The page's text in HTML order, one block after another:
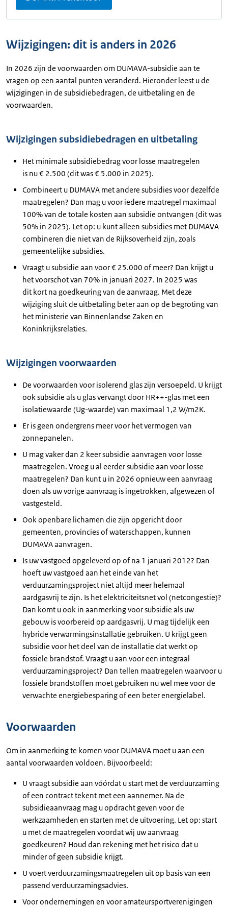
Wijzigingen: dit is anders in 2026
In 2026 zijn de voorwaarden om DUMAVA-subsidie aan te
vragen op een aantal punten veranderd. Hieronder leest u de
wijzigingen in de subsidiebedragen, de uitbetaling en de
voorwaarden.
Wijzigingen subsidiebedragen en uitbetaling
Het minimale subsidiebedrag voor losse maatregelen
is nu € 2.500 (dit was € 5.000 in 2025).
Combineert u DUMAVA met andere subsidies voor dezelfde
maatregelen? Dan mag u voor iedere maatregel maximaal
100% van de totale kosten aan subsidie ontvangen (dit was
50% in 2025). Let op: u kunt alleen subsidies met DUMAVA
combineren die niet van de Rijksoverheid zijn, zoals
gemeentelijke subsidies.
Vraagt u subsidie aan voor € 25.000 of meer? Dan krijgt u
het voorschot van 70% in januari 2027. In 2025 was
dit kort na goedkeuring van de aanvraag. Met deze
wijziging sluit de uitbetaling beter aan op de begroting van
het ministerie van Binnenlandse Zaken en
Koninkrijksrelaties.
Wijzigingen voorwaarden
De voorwaarden voor isolerend glas zijn versoepeld. U krijgt
ook subsidie als u glas vervangt door HR++-glas met een
isolatiewaarde (Ug-waarde) van maximaal 1,2 W/m2K.
Er is geen ondergrens meer voor het vermogen van
zonnepanelen.
U mag vaker dan 2 keer subsidie aanvragen voor losse
maatregelen. Vroeg u al eerder subsidie aan voor losse
maatregelen? Dan kunt u in 2026 opnieuw een aanvraag
doen als uw vorige aanvraag is ingetrokken, afgewezen of
vastgesteld.
Ook openbare lichamen die zijn opgericht door
gemeenten, provincies of waterschappen, kunnen
DUMAVA aanvragen.
Is uw vastgoed opgeleverd op of na 1 januari 2012? Dan
hoeft uw vastgoed aan het einde van het
verduurzamingsproject niet altijd meer helemaal
aardgasvrij te zijn. Is het elektriciteitsnet vol (netcongestie)?
Dan komt u ook in aanmerking voor subsidie als uw
gebouw is voorbereid op aardgasvrij. U mag tijdelijk een
hybride verwarmingsinstallatie gebruiken. U krijgt geen
subsidie voor het deel van de installatie dat werkt op
fossiele brandstof. Vraagt u aan voor een integraal
verduurzamingsproject? Dan tellen maatregelen waarvoor u
fossiele brandstoffen moet gebruiken nu wel mee voor de
verwachte energiebesparing of een beter energielabel.
Voorwaarden
Om in aanmerking te komen voor DUMAVA moet u aan een
aantal voorwaarden voldoen. Bijvoorbeeld:
U vraagt subsidie aan vóórdat u start met de verduurzaming
of een contract tekent met een aannemer. Na de
subsidieaanvraag mag u opdracht geven voor de
werkzaamheden en starten met de uitvoering. Let op: start
u met de maatregelen voordat wij uw aanvraag
goedkeuren? Houd dan rekening met het risico dat u
minder of geen subsidie krijgt.
U voert verduurzamingsmaatregelen uit op basis van een
passend verduurzamingsadvies.
Voor ondernemingen en voor amateursportverenigingen